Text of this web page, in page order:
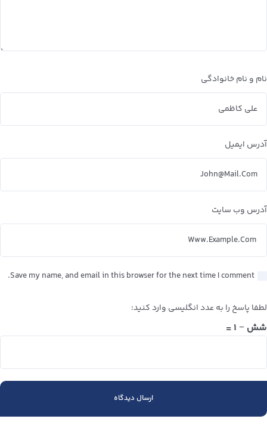
نام و نام خانوادگی
آدرس ایمیل
آدرس وب سایت
Save my name, and email in this browser for the next time I comment.
لطفا پاسخ را به عدد انگلیسی وارد کنید:
شش − ۱ =